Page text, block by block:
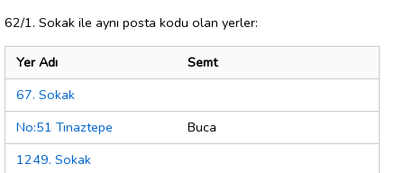
62/1. Sokak ile aynı posta kodu olan yerler:
Yer Adı
Semt
67. Sokak
No:51 Tınaztepe
Buca
1249. Sokak